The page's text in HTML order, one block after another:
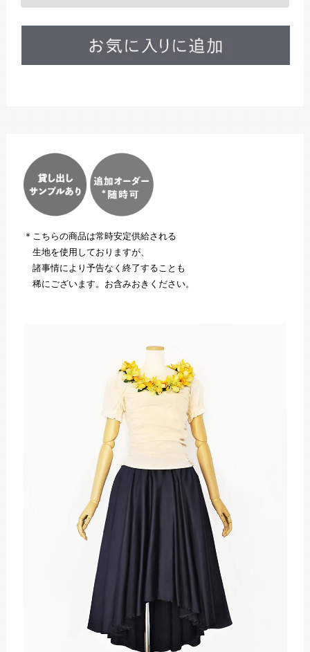
＊こちらの商品は常時安定供給される
生地を使用しておりますが、
諸事情により予告なく終了することも
稀にございます。お含みおきください。